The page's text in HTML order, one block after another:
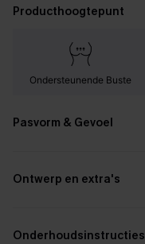
Producthoogtepunt
Ondersteunende Buste
Pasvorm & Gevoel
Ontwerp en extra's
Onderhoudsinstructies